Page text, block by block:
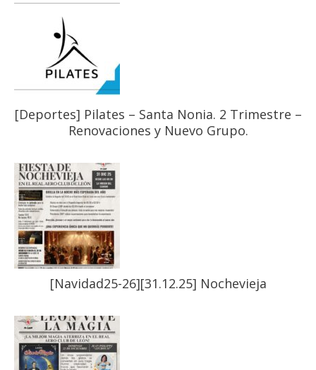
[Deportes] Pilates – Santa Nonia. 2 Trimestre –
Renovaciones y Nuevo Grupo.
[Navidad25-26][31.12.25] Nochevieja